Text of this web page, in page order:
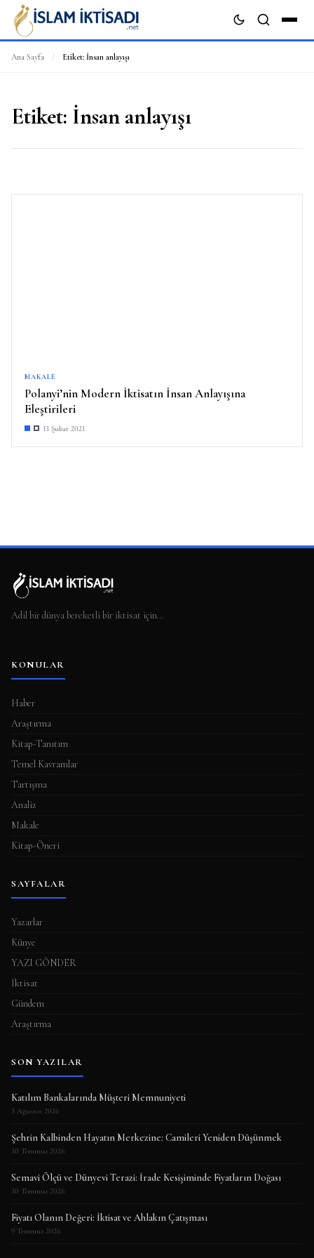
Ana Sayfa / Etiket: İnsan anlayışı
Etiket: İnsan anlayışı
MAKALE
Polanyi’nin Modern İktisatın İnsan Anlayışına
Eleştirileri
13 Şubat 2021
Adil bir dünya bereketli bir iktisat için…
KONULAR
Haber
Araştırma
Kitap-Tanıtım
Temel Kavramlar
Tartışma
Analiz
Makale
Kitap-Öneri
SAYFALAR
Yazarlar
Künye
YAZI GÖNDER
İktisat
Gündem
Araştırma
SON YAZILAR
Katılım Bankalarında Müşteri Memnuniyeti
3 Ağustos 2026
Şehrin Kalbinden Hayatın Merkezine: Camileri Yeniden Düşünmek
30 Temmuz 2026
Semavi Ölçü ve Dünyevi Terazi: İrade Kesişiminde Fiyatların Doğası
30 Temmuz 2026
Fiyatı Olanın Değeri: İktisat ve Ahlakın Çatışması
9 Temmuz 2026